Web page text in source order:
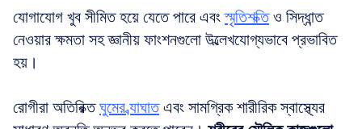
যোগাযোগ খুব সীমিত হয়ে যেতে পারে এবং স্মৃতিশক্তি ও সিদ্ধান্ত
নেওয়ার ক্ষমতা সহ জ্ঞানীয় ফাংশনগুলো উল্লেখযোগ্যভাবে প্রভাবিত
হয়।
রোগীরা অতিরিক্ত ঘুমের ব্যাঘাত এবং সামগ্রিক শারীরিক স্বাস্থ্যের